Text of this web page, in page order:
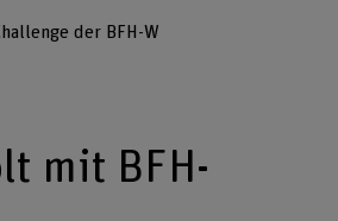
der BFH-W
mit BFH-